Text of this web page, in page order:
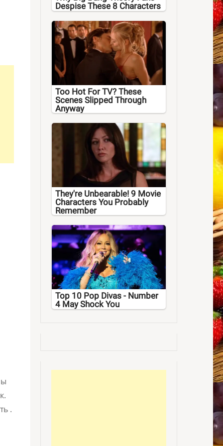
.
Despise These 8 Characters
Too Hot For TV? These
Scenes Slipped Through
Anyway
They're Unbearable! 9 Movie
Characters You Probably
Remember
Top 10 Pop Divas - Number
4 May Shock You